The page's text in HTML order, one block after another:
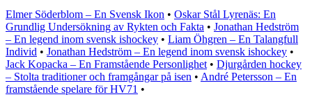
Elmer Söderblom – En Svensk Ikon • Oskar Stål Lyrenäs: En
Grundlig Undersökning av Rykten och Fakta • Jonathan Hedström
– En legend inom svensk ishockey • Liam Öhgren – En Talangfull
Individ • Jonathan Hedström – En legend inom svensk ishockey •
Jack Kopacka – En Framstående Personlighet • Djurgården hockey
– Stolta traditioner och framgångar på isen • André Petersson – En
framstående spelare för HV71 •